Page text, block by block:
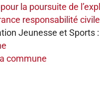
la poursuite de
responsabilité civile
Jeunesse et Sports
commune